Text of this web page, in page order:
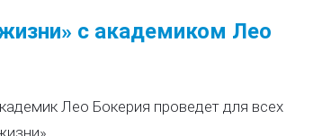
с академиком Лео
Лео Бокерия проведет для всех